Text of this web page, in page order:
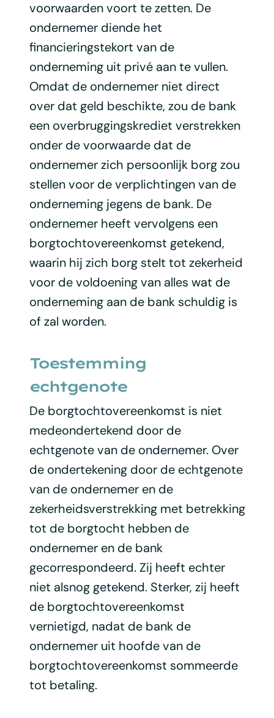
voorwaarden voort te zetten. De
ondernemer diende het
financieringstekort van de
onderneming uit privé aan te vullen.
Omdat de ondernemer niet direct
over dat geld beschikte, zou de bank
een overbruggingskrediet verstrekken
onder de voorwaarde dat de
ondernemer zich persoonlijk borg zou
stellen voor de verplichtingen van de
onderneming jegens de bank. De
ondernemer heeft vervolgens een
borgtochtovereenkomst getekend,
waarin hij zich borg stelt tot zekerheid
voor de voldoening van alles wat de
onderneming aan de bank schuldig is
of zal worden.
Toestemming
echtgenote
De borgtochtovereenkomst is niet
medeondertekend door de
echtgenote van de ondernemer. Over
de ondertekening door de echtgenote
van de ondernemer en de
zekerheidsverstrekking met betrekking
tot de borgtocht hebben de
ondernemer en de bank
gecorrespondeerd. Zij heeft echter
niet alsnog getekend. Sterker, zij heeft
de borgtochtovereenkomst
vernietigd, nadat de bank de
ondernemer uit hoofde van de
borgtochtovereenkomst sommeerde
tot betaling.